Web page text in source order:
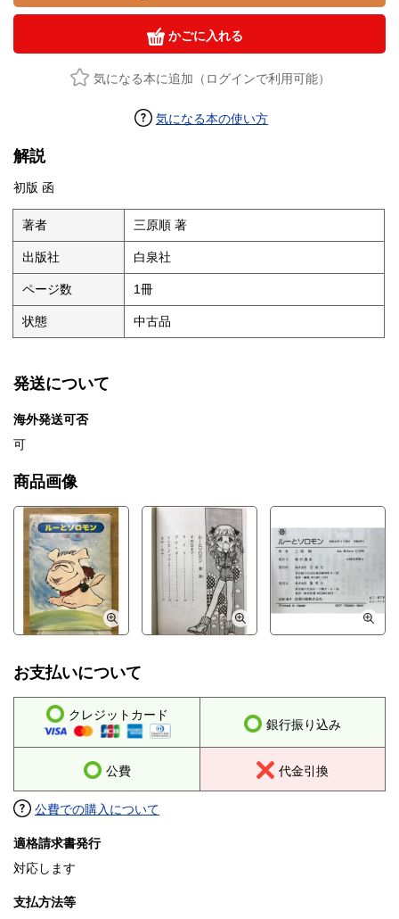
かごに入れる
気になる本に追加（ログインで利用可能）
気になる本の使い方
解説
初版 函
著者 三原順 著
出版社 白泉社
ページ数 1冊
状態 中古品
発送について
海外発送可否
可
商品画像
お支払いについて
クレジットカード
銀行振り込み
公費 代金引換
公費での購入について
適格請求書発行
対応します
支払方法等